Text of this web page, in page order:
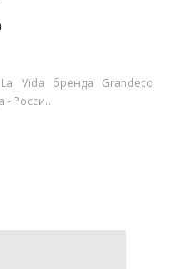
Vida бренда Grandeco
- Росси..